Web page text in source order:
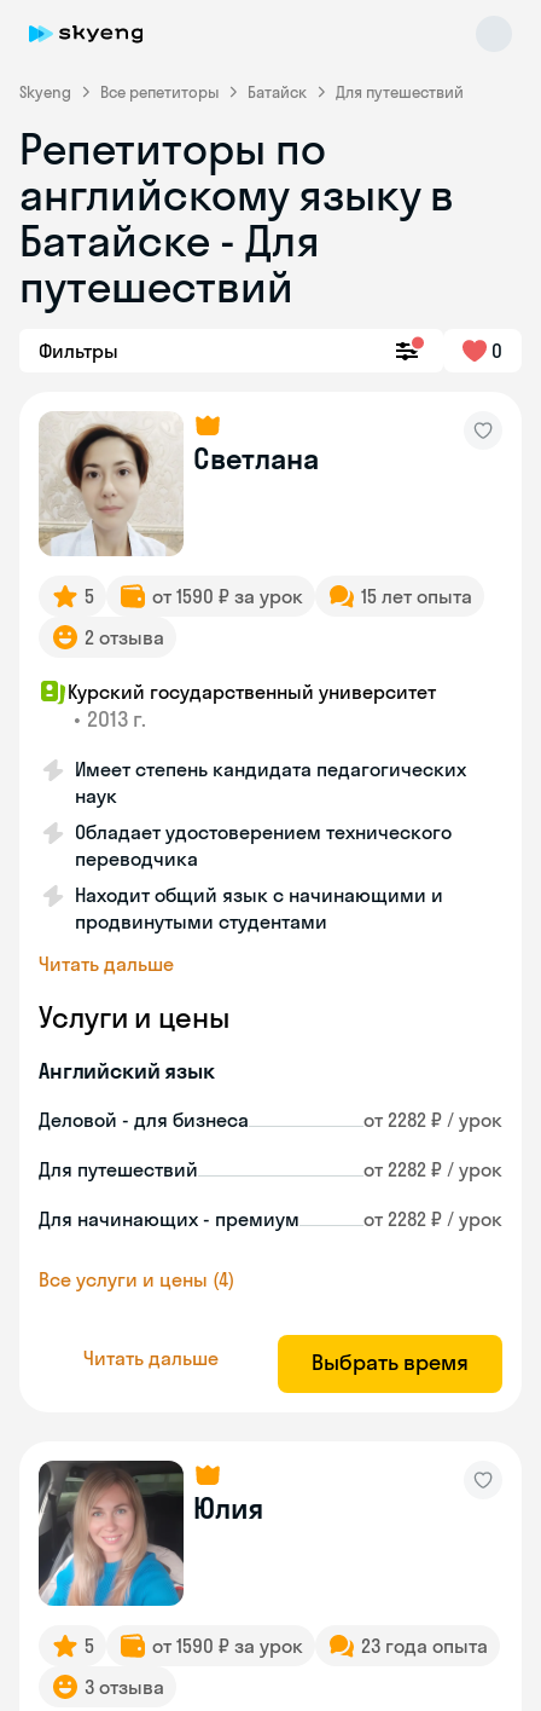
Skyeng Все репетиторы Батайск Для путешествий
Репетиторы по
английскому языку в
Батайске - Для
путешествий
Фильтры 0
Светлана
5 от 1590 ₽ за урок
15 лет опыта
2 отзыва
Курский государственный университет
• 2013 г.
Имеет степень кандидата педагогических
наук
Обладает удостоверением технического
переводчика
Находит общий язык с начинающими и
продвинутыми студентами
Читать дальше
Услуги и цены
Английский язык
Деловой - для бизнеса от 2282 ₽ / урок
Для путешествий от 2282 ₽ / урок
Для начинающих - премиум от 2282 ₽ / урок
Все услуги и цены (4)
Читать дальше Выбрать время
Юлия
5 от 1590 ₽ за урок
23 года опыта
3 отзыва